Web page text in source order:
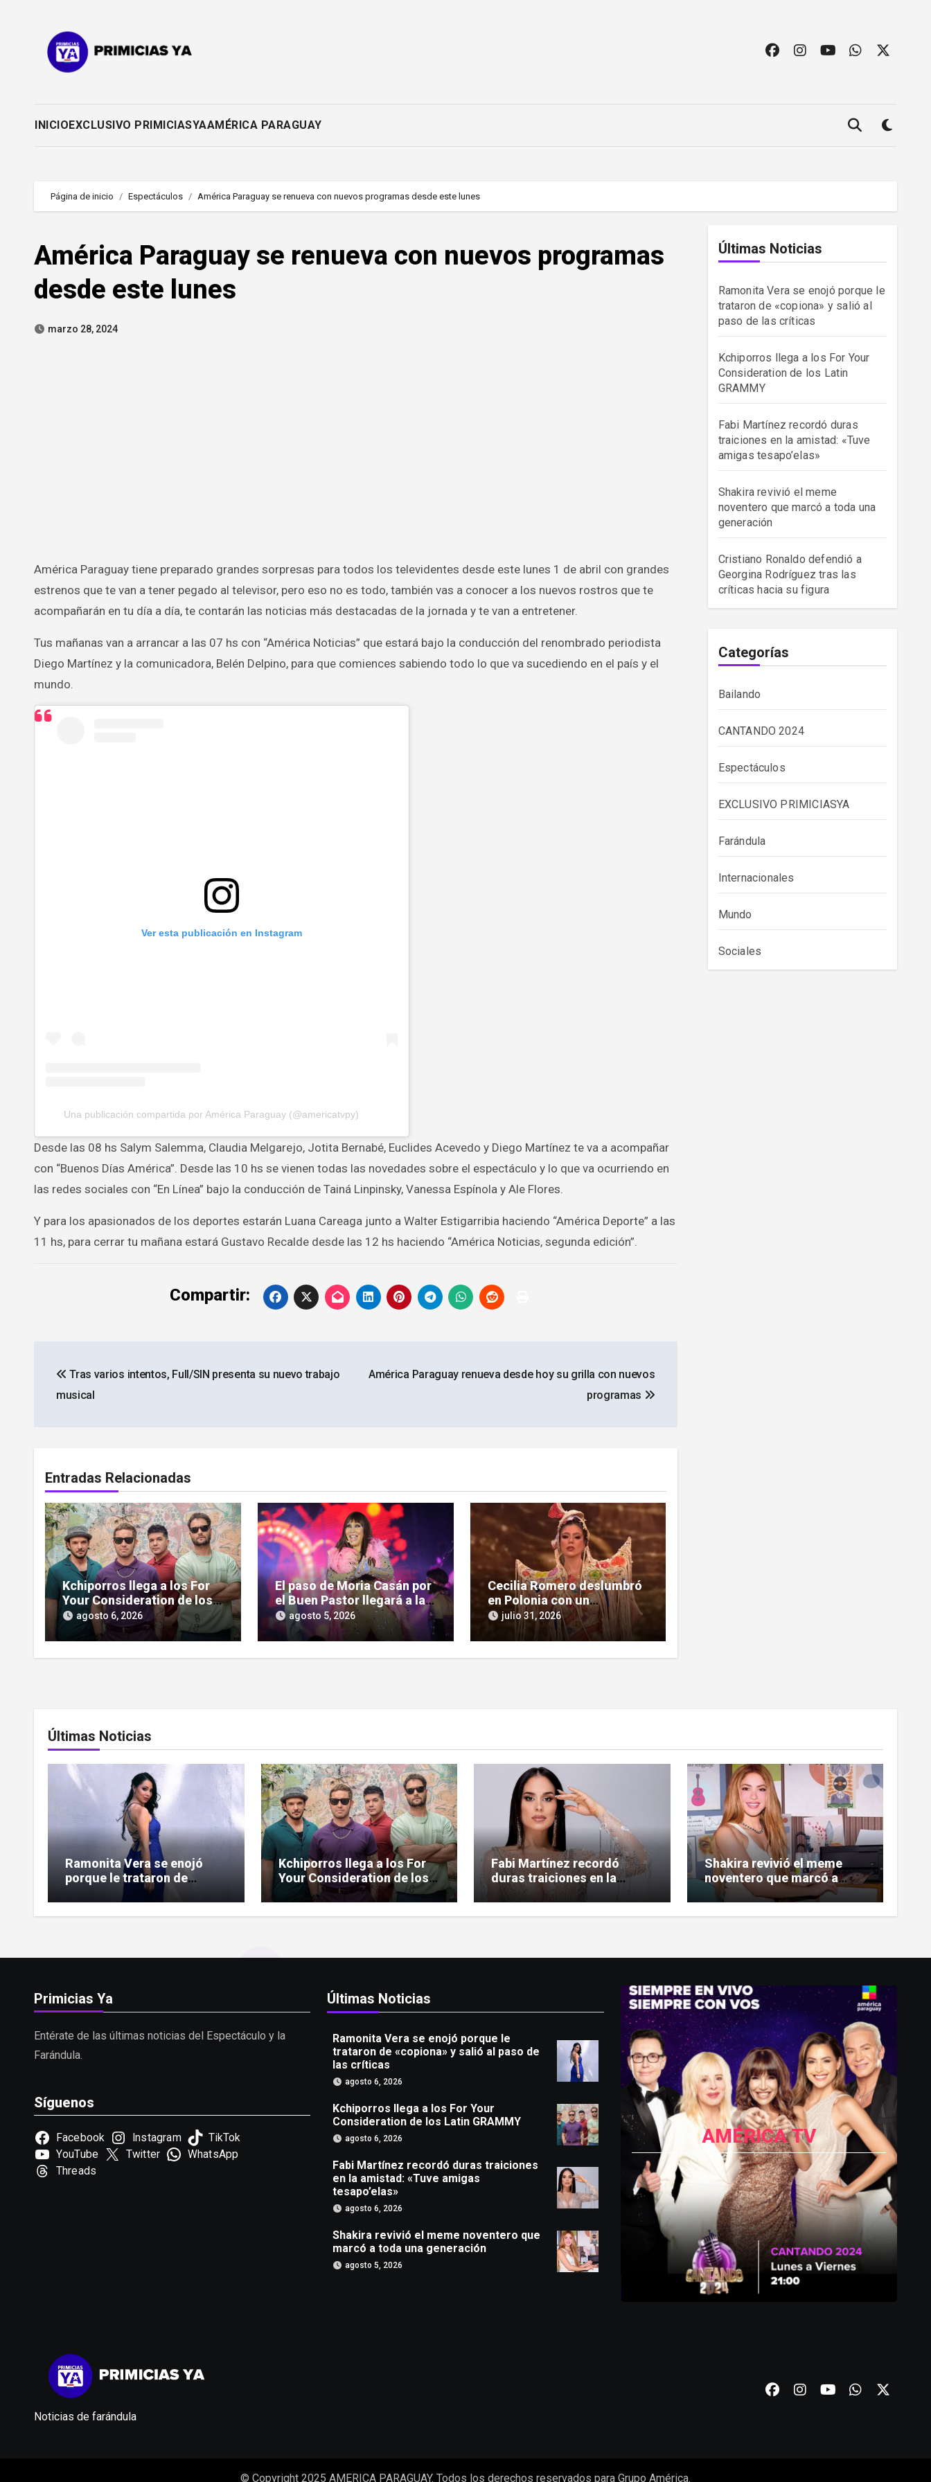
INICIOEXCLUSIVO PRIMICIASYAAMÉRICA PARAGUAY
Página de inicio Espectáculos América Paraguay se renueva con nuevos programas desde este lunes
América Paraguay se renueva con nuevos programas
desde este lunes
marzo 28, 2024
América Paraguay tiene preparado grandes sorpresas para todos los televidentes desde este lunes 1 de abril con grandes
estrenos que te van a tener pegado al televisor, pero eso no es todo, también vas a conocer a los nuevos rostros que te
acompañarán en tu día a día, te contarán las noticias más destacadas de la jornada y te van a entretener.
Tus mañanas van a arrancar a las 07 hs con “América Noticias” que estará bajo la conducción del renombrado periodista
Diego Martínez y la comunicadora, Belén Delpino, para que comiences sabiendo todo lo que va sucediendo en el país y el
mundo.
Ver esta publicación en Instagram
Una publicación compartida por América Paraguay (@americatvpy)
Desde las 08 hs Salym Salemma, Claudia Melgarejo, Jotita Bernabé, Euclides Acevedo y Diego Martínez te va a acompañar
con “Buenos Días América”. Desde las 10 hs se vienen todas las novedades sobre el espectáculo y lo que va ocurriendo en
las redes sociales con “En Línea” bajo la conducción de Tainá Linpinsky, Vanessa Espínola y Ale Flores.
Y para los apasionados de los deportes estarán Luana Careaga junto a Walter Estigarribia haciendo “América Deporte” a las
11 hs, para cerrar tu mañana estará Gustavo Recalde desde las 12 hs haciendo “América Noticias, segunda edición”.
Compartir:
de
Tras varios intentos, Full/SIN presenta su nuevo trabajo
musical
América Paraguay renueva desde hoy su grilla con nuevos
programas
Entradas Relacionadas
Kchiporros llega a los For
Your Consideration de los
Latin GRAMMY
agosto 6, 2026
El paso de Moria Casán por
el Buen Pastor llegará a la
pantalla chica en su nueva
serie documental
agosto 5, 2026
Cecilia Romero deslumbró
en Polonia con un
imponente homenaje a la
cultura guaraní
julio 31, 2026
Últimas Noticias
Ramonita Vera se enojó porque le
trataron de «copiona» y salió al
paso de las críticas
Kchiporros llega a los For Your
Consideration de los Latin
GRAMMY
Fabi Martínez recordó duras
traiciones en la amistad: «Tuve
amigas tesapo’elas»
Shakira revivió el meme
noventero que marcó a toda una
generación
Cristiano Ronaldo defendió a
Georgina Rodríguez tras las
críticas hacia su figura
Categorías
Bailando
CANTANDO 2024
Espectáculos
EXCLUSIVO PRIMICIASYA
Farándula
Internacionales
Mundo
Sociales
Últimas Noticias
Ramonita Vera se enojó
porque le trataron de
«copiona» y salió al paso de
las críticas
Kchiporros llega a los For
Your Consideration de los
Latin GRAMMY
Fabi Martínez recordó
duras traiciones en la
amistad: «Tuve amigas
tesapo’elas»
Shakira revivió el meme
noventero que marcó a
toda una generación
Primicias Ya
Entérate de las últimas noticias del Espectáculo y la
Farándula.
Síguenos
Facebook Instagram
TikTok
YouTube
Twitter
WhatsApp
Threads
Últimas Noticias
Ramonita Vera se enojó porque le
trataron de «copiona» y salió al paso de
las críticas
agosto 6, 2026
Kchiporros llega a los For Your
Consideration de los Latin GRAMMY
agosto 6, 2026
Fabi Martínez recordó duras traiciones
en la amistad: «Tuve amigas
tesapo’elas»
agosto 6, 2026
Shakira revivió el meme noventero que
marcó a toda una generación
agosto 5, 2026
AMÉRICA TV
Noticias de farándula
© Copyright 2025 AMERICA PARAGUAY. Todos los derechos reservados para Grupo América.